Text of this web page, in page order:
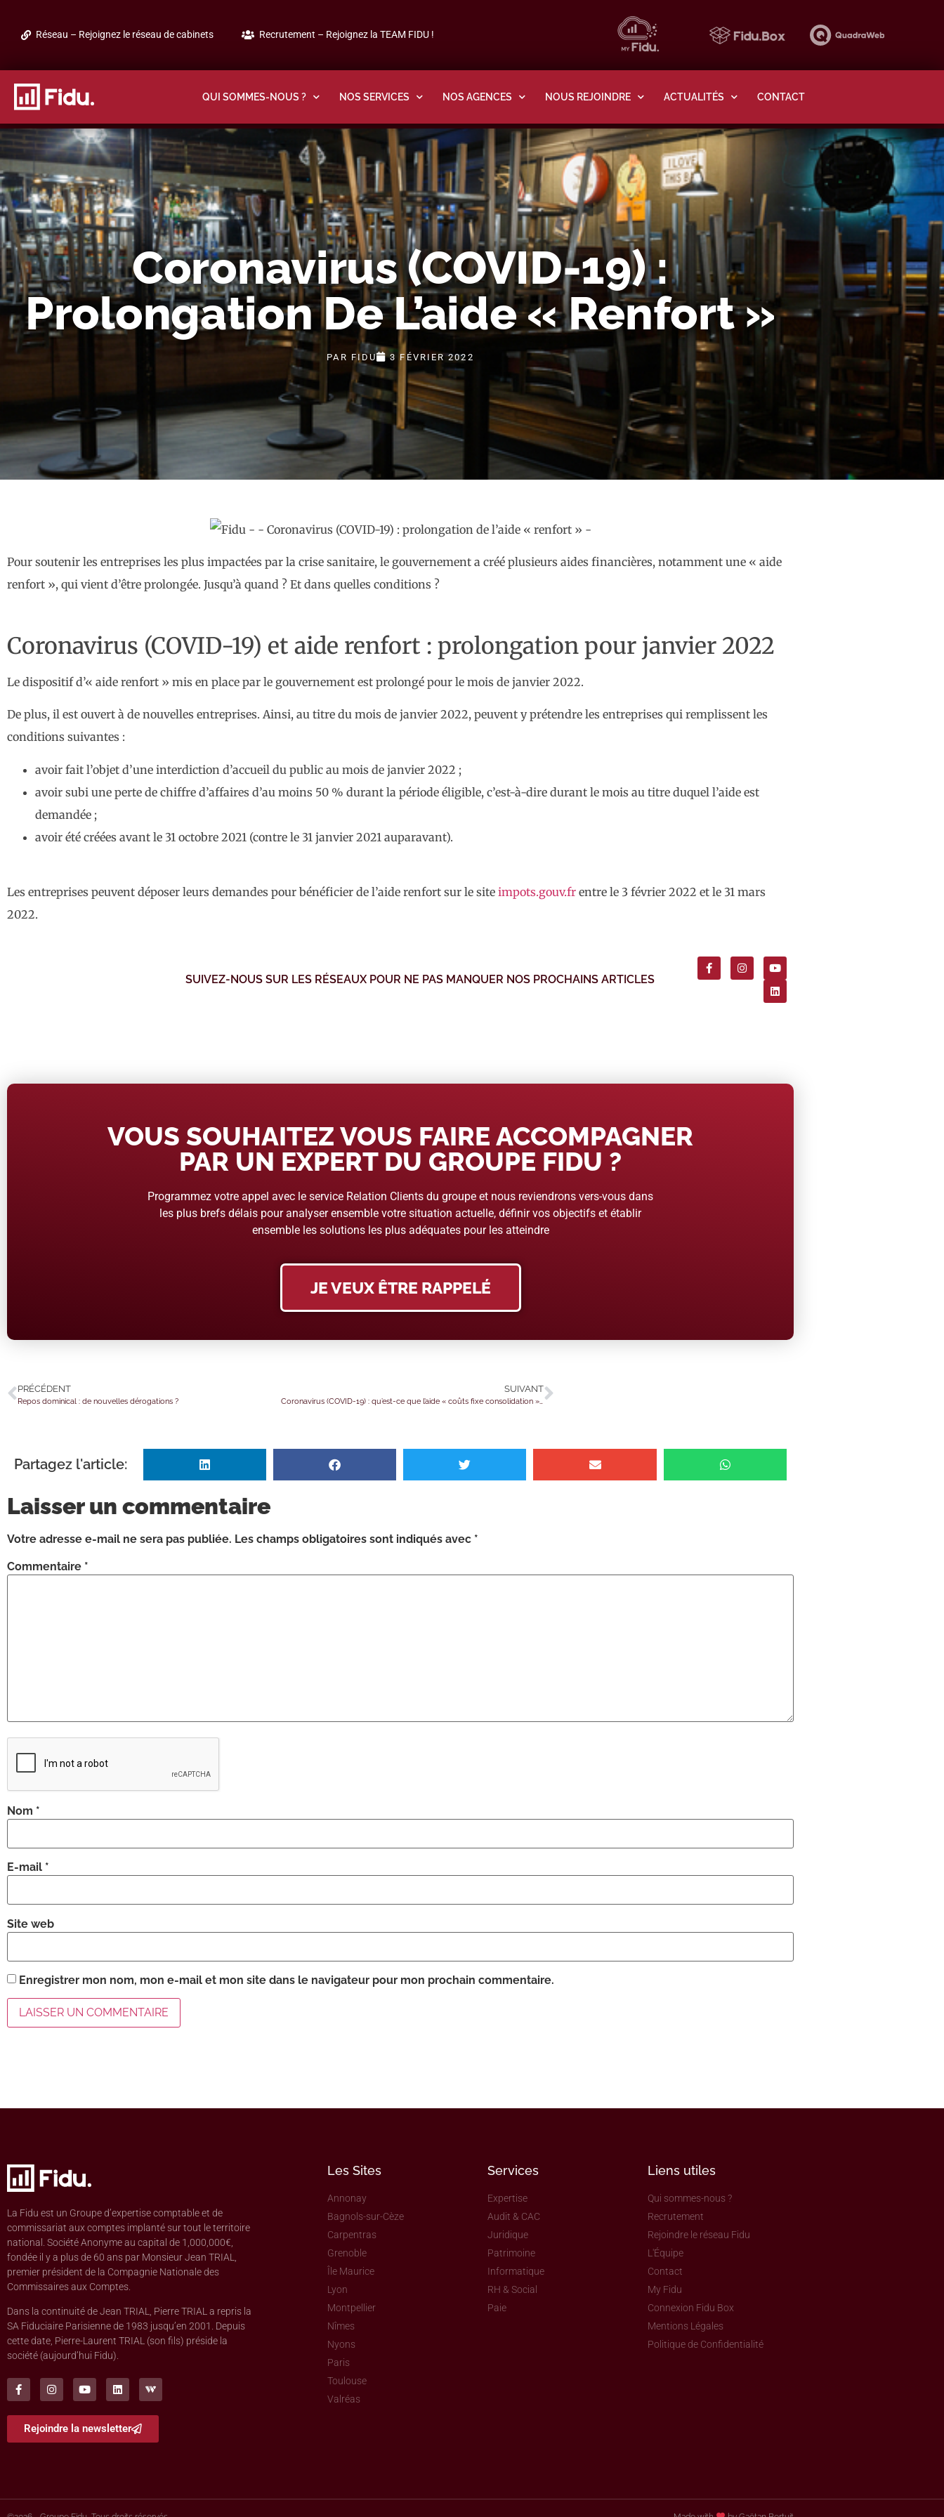
Réseau – Rejoignez le réseau de cabinets Recrutement – Rejoignez la TEAM FIDU !
QUI SOMMES-NOUS ? NOS SERVICES NOS AGENCES NOUS REJOINDRE ACTUALITÉS CONTACT
Coronavirus (COVID-19) :
Prolongation De L’aide « Renfort »
PAR FIDU 3 FÉVRIER 2022
Pour soutenir les entreprises les plus impactées par la crise sanitaire, le gouvernement a créé plusieurs aides financières, notamment une « aide
renfort », qui vient d’être prolongée. Jusqu’à quand ? Et dans quelles conditions ?
Coronavirus (COVID-19) et aide renfort : prolongation pour janvier 2022
Le dispositif d’« aide renfort » mis en place par le gouvernement est prolongé pour le mois de janvier 2022.
De plus, il est ouvert à de nouvelles entreprises. Ainsi, au titre du mois de janvier 2022, peuvent y prétendre les entreprises qui remplissent les
conditions suivantes :
avoir fait l’objet d’une interdiction d’accueil du public au mois de janvier 2022 ;
avoir subi une perte de chiffre d’affaires d’au moins 50 % durant la période éligible, c’est-à-dire durant le mois au titre duquel l’aide est
demandée ;
avoir été créées avant le 31 octobre 2021 (contre le 31 janvier 2021 auparavant).
Les entreprises peuvent déposer leurs demandes pour bénéficier de l’aide renfort sur le site impots.gouv.fr entre le 3 février 2022 et le 31 mars
2022.
SUIVEZ-NOUS SUR LES RÉSEAUX POUR NE PAS MANQUER NOS PROCHAINS ARTICLES
VOUS SOUHAITEZ VOUS FAIRE ACCOMPAGNER
PAR UN EXPERT DU GROUPE FIDU ?
Programmez votre appel avec le service Relation Clients du groupe et nous reviendrons vers-vous dans
les plus brefs délais pour analyser ensemble votre situation actuelle, définir vos objectifs et établir
ensemble les solutions les plus adéquates pour les atteindre
JE VEUX ÊTRE RAPPELÉ
PRÉCÉDENT
Repos dominical : de nouvelles dérogations ?
SUIVANT
Coronavirus (COVID-19) : qu’est-ce que l’aide « coûts fixe consolidation » ?
Partagez l'article:
Laisser un commentaire
Votre adresse e-mail ne sera pas publiée. Les champs obligatoires sont indiqués avec *
Commentaire *
Nom *
E-mail *
Site web
Enregistrer mon nom, mon e-mail et mon site dans le navigateur pour mon prochain commentaire.
La Fidu est un Groupe d’expertise comptable et de
commissariat aux comptes implanté sur tout le territoire
national. Société Anonyme au capital de 1,000,000€,
fondée il y a plus de 60 ans par Monsieur Jean TRIAL,
premier président de la Compagnie Nationale des
Commissaires aux Comptes.
Dans la continuité de Jean TRIAL, Pierre TRIAL a repris la
SA Fiduciaire Parisienne de 1983 jusqu’en 2001. Depuis
cette date, Pierre-Laurent TRIAL (son fils) préside la
société (aujourd’hui Fidu).
Rejoindre la newsletter
Les Sites
Annonay
Bagnols-sur-Cèze
Carpentras
Grenoble
Île Maurice
Lyon
Montpellier
Nîmes
Nyons
Paris
Toulouse
Valréas
Services
Expertise
Audit & CAC
Juridique
Patrimoine
Informatique
RH & Social
Paie
Liens utiles
Qui sommes-nous ?
Recrutement
Rejoindre le réseau Fidu
L'Équipe
Contact
My Fidu
Connexion Fidu Box
Mentions Légales
Politique de Confidentialité